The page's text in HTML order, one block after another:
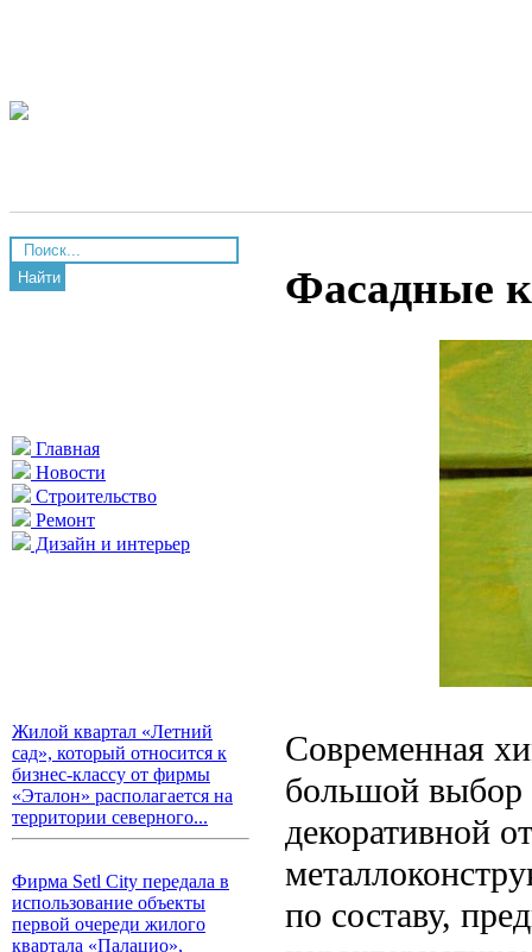
Найти
Главная
Новости
Строительство
Ремонт
Дизайн и интерьер
Жилой квартал «Летний
сад», который относится к
бизнес-классу от фирмы
«Эталон» располагается на
территории северного...
Фирма Setl City передала в
использование объекты
первой очереди жилого
квартала «Палацио»,
Фасадные
Современная
большой выбор
декоративной
по составу,